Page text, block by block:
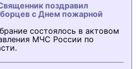
поздравил
с Днем пожарной
состоялось в актовом
МЧС России по